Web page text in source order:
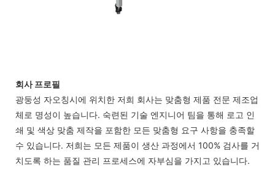
회사 프로필
광둥성 자오칭시에 위치한 저희 회사는 맞춤형 제품 전문 제조업
체로 명성이 높습니다. 숙련된 기술 엔지니어 팀을 통해 로고 인
쇄 및 색상 맞춤 제작을 포함한 모든 맞춤형 요구 사항을 충족할
수 있습니다. 저희는 모든 제품이 생산 과정에서 100% 검사를 거
치도록 하는 품질 관리 프로세스에 자부심을 가지고 있습니다.